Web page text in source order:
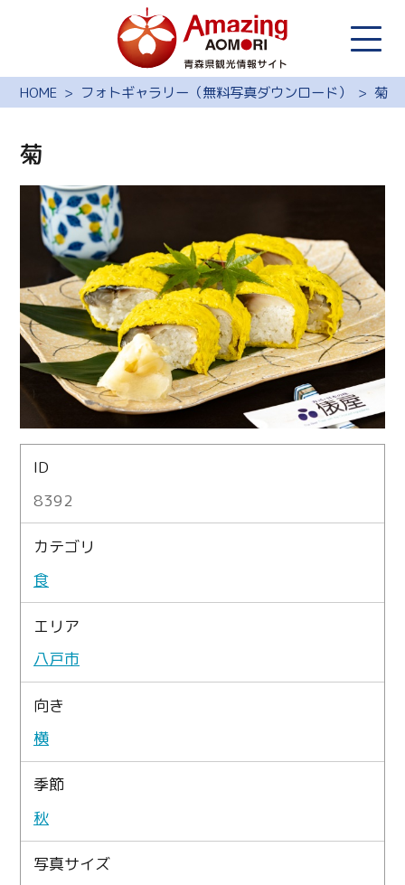
HOME フォトギャラリー（無料写真ダウンロード） 菊
菊
ID
8392
カテゴリ
食
エリア
八戸市
向き
横
季節
秋
写真サイズ